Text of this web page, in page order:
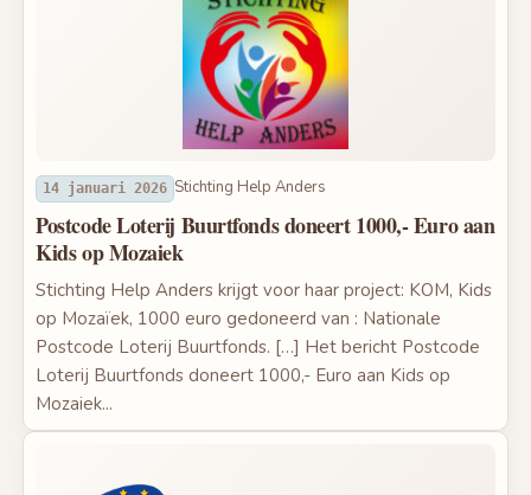
14 januari 2026 Stichting Help Anders
Postcode Loterij Buurtfonds doneert 1000,- Euro aan
Kids op Mozaiek
Stichting Help Anders krijgt voor haar project: KOM, Kids
op Mozaïek, 1000 euro gedoneerd van : Nationale
Postcode Loterij Buurtfonds. […] Het bericht Postcode
Loterij Buurtfonds doneert 1000,- Euro aan Kids op
Mozaiek...